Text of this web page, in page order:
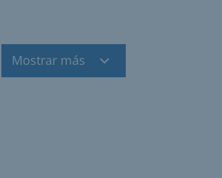
Mostrar más